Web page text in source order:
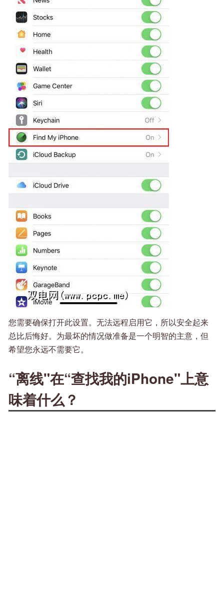
您需要确保打开此设置。无法远程启用它，所以安全起来
总比后悔好。为最坏的情况做准备是一个明智的主意，但
希望您永远不需要它。
“离线"在“查找我的iPhone"上意
味着什么？